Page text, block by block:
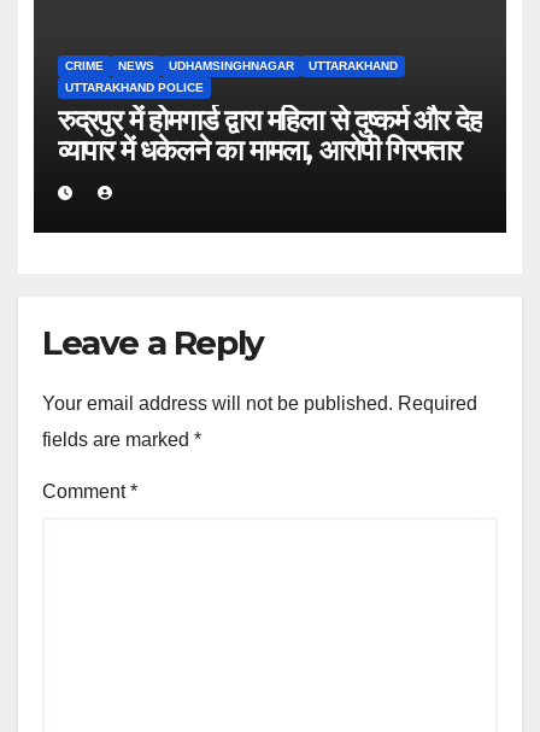
CRIME NEWS UDHAMSINGHNAGAR
UTTARAKHAND
UTTARAKHAND POLICE
रुद्रपुर में होमगार्ड द्वारा महिला से दुष्कर्म और देह
व्यापार में धकेलने का मामला, आरोपी गिरफ्तार
Leave a Reply
Your email address will not be published. Required
fields are marked *
Comment*